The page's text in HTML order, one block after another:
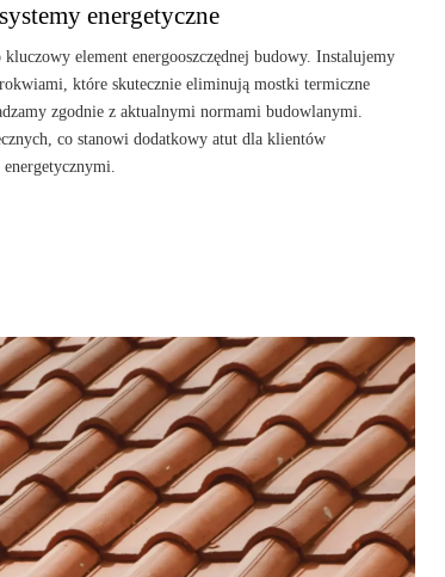
energetyczne
element energooszczędnej budowy. Instalujemy
które skutecznie eliminują mostki termiczne
zgodnie z aktualnymi normami budowlanymi.
co stanowi dodatkowy atut dla klientów